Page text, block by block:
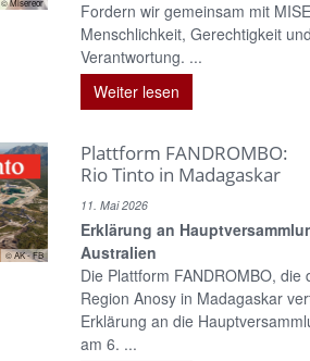
Fordern wir gemeinsam mit
Menschlichkeit, Gerechtigkeit
Verantwortung. ...
Weiter lesen
© AK - FB
Plattform FANDROMBO:
Rio Tinto in Madagaskar
11. Mai 2026
Erklärung an
Australien
Die Plattform FANDROMBO,
Region Anosy in Madagaskar
Erklärung an die
am 6. ...